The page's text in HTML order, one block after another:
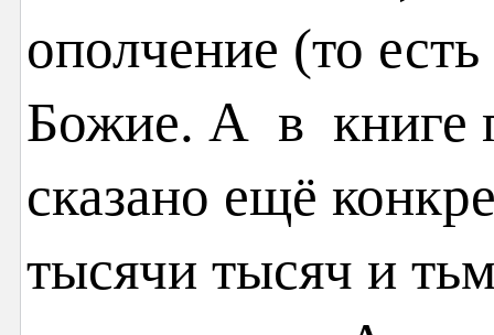
ополчение (то
Божие. А в книге
сказано ещё
тысячи тысяч и